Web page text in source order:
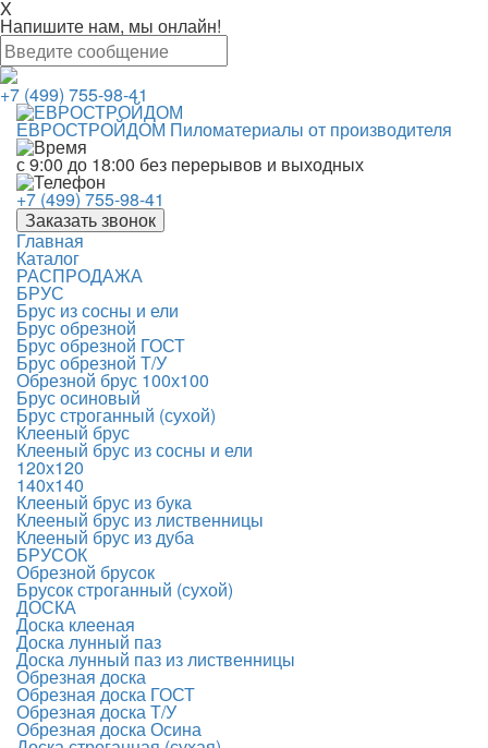
X
Напишите нам, мы онлайн!
+7 (499) 755-98-41
ЕВРОСТРОЙДОМ Пиломатериалы от производителя
с 9:00 до 18:00 без перерывов и выходных
+7 (499) 755-98-41
Заказать звонок
Главная
Каталог
РАСПРОДАЖА
БРУС
Брус из сосны и ели
Брус обрезной
Брус обрезной ГОСТ
Брус обрезной Т/У
Обрезной брус 100х100
Брус осиновый
Брус строганный (сухой)
Клееный брус
Клееный брус из сосны и ели
120х120
140х140
Клееный брус из бука
Клееный брус из лиственницы
Клееный брус из дуба
БРУСОК
Обрезной брусок
Брусок строганный (сухой)
ДОСКА
Доска клееная
Доска лунный паз
Доска лунный паз из лиственницы
Обрезная доска
Обрезная доска ГОСТ
Обрезная доска Т/У
Обрезная доска Осина